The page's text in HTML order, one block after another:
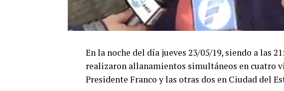
En la noche del día jueves 23/05/19, siendo a las
realizaron allanamientos simultáneos en cuatro
Presidente Franco y las otras dos en Ciudad del